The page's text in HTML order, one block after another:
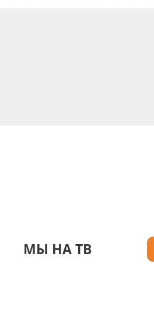
МЫ НА ТВ